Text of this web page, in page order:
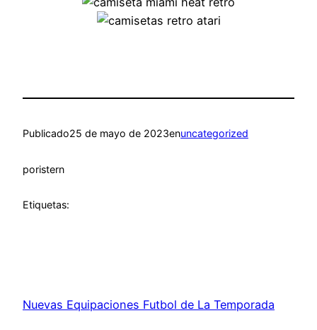
Publicado25 de mayo de 2023enuncategorized
poristern
Etiquetas:
Nuevas Equipaciones Futbol de La Temporada